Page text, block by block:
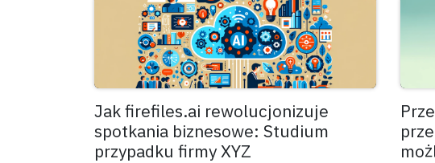
Jak firefiles.ai rewolucjonizuje
spotkania biznesowe: Studium
przypadku firmy XYZ